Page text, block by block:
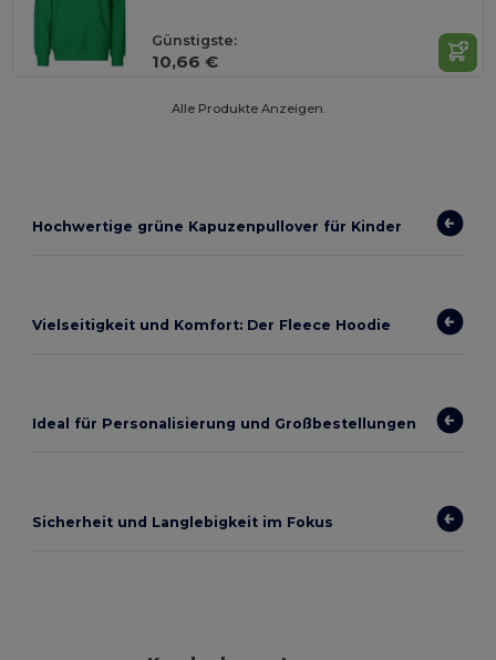
Günstigste:
10,66 €
Alle Produkte Anzeigen.
Hochwertige grüne Kapuzenpullover für Kinder
Vielseitigkeit und Komfort: Der Fleece Hoodie
Ideal für Personalisierung und Großbestellungen
Sicherheit und Langlebigkeit im Fokus